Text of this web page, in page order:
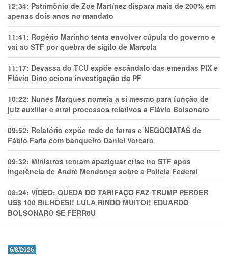
12:34: Patrimônio de Zoe Martínez dispara mais de 200% em
apenas dois anos no mandato
11:41: Rogério Marinho tenta envolver cúpula do governo e
vai ao STF por quebra de sigilo de Marcola
11:17: Devassa do TCU expõe escândalo das emendas PIX e
Flávio Dino aciona investigação da PF
10:22: Nunes Marques nomeia a si mesmo para função de
juiz auxiliar e atrai processos relativos a Flávio Bolsonaro
09:52: Relatório expõe rede de farras e NEGOCIATAS de
Fábio Faria com banqueiro Daniel Vorcaro
09:32: Ministros tentam apaziguar crise no STF apos
ingerência de André Mendonça sobre a Polícia Federal
08:24: VÍDEO: QUEDA DO TARIFAÇO FAZ TRUMP PERDER
US$ 100 BILHÕES!! LULA RINDO MUITO!! EDUARDO
BOLSONARO SE FERR0U
6/8/2026